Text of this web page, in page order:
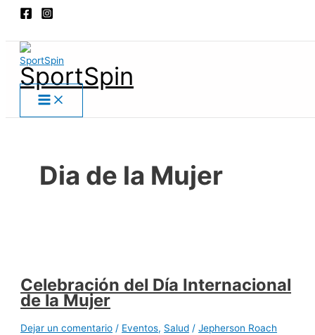
SportSpin
Menu
Dia de la Mujer
Celebración del Día Internacional
de la Mujer
Dejar un comentario / Eventos, Salud /Jepherson Roach
Celebración
del
Internacional
de
la
Mujer